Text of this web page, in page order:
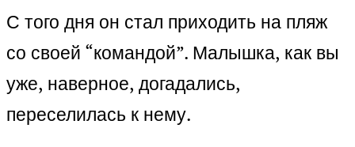
С того дня он стал приходить на пляж
со своей “командой”. Малышка, как вы
уже, наверное, догадались,
переселилась к нему.